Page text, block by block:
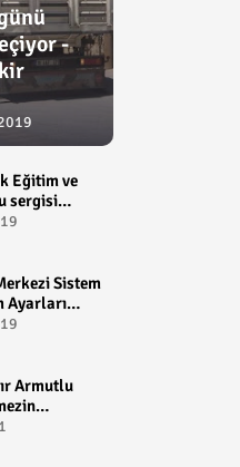
-
Eğitim ve
sergisi
Sistem
Ayarları
-
Armutlu
Bilir Kontv